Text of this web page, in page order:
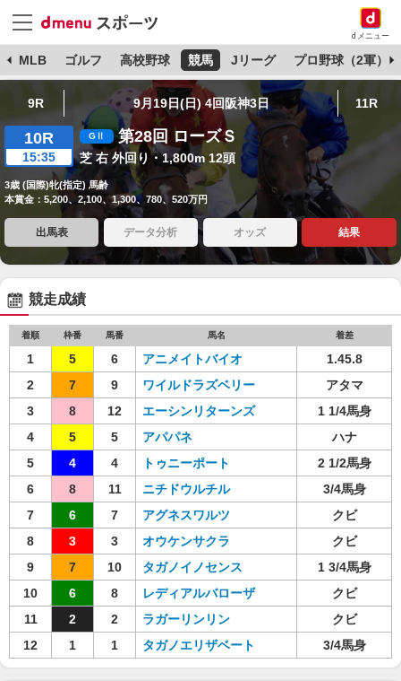
dメニュー
MLB ゴルフ 高校野球 競馬 Jリーグ プロ野球（2軍）
9R 9月19日(日) 4回阪神3日 11R
10R
15:35
第28回 ローズＳ
芝 右 外回り・1,800m 12頭
3歳 (国際)牝(指定) 馬齢
本賞金：5,200、2,100、1,300、780、520万円
出馬表 データ分析 オッズ 結果
競走成績
着順 枠番 馬番 馬名 着差
1 5 6 アニメイトバイオ
1.45.8
2
7 9 ワイルドラズベリー
アタマ
3
8 12 エーシンリターンズ
1 1/4馬身
4
5 5 アパパネ
ハナ
5
4 4 トゥニーポート
2 1/2馬身
6
8 11 ニチドウルチル
3/4馬身
7
6 7 アグネスワルツ
クビ
8
3 3 オウケンサクラ
クビ
9
7 10 タガノイノセンス
1 3/4馬身
10
6 8 レディアルバローザ
クビ
11
2 2 ラガーリンリン
クビ
12
1 1 タガノエリザベート 3/4馬身